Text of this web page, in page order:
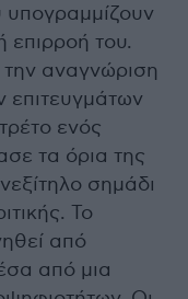
υπογραμμίζουν
επιρροή του.
αναγνώριση
επιτευγμάτων
ενός
τα όρια της
σημάδι
Το
από
από μια